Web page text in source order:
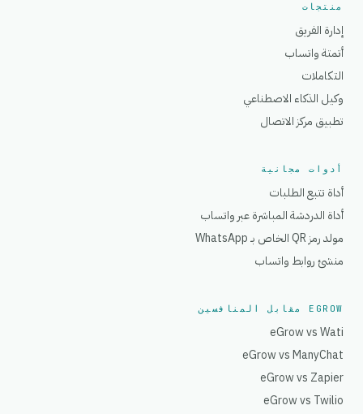
منتجات
إدارة الفريق
أتمتة واتساب
التكاملات
وكيل الذكاء الاصطناعي
تطبيق مركز الاتصال
أدوات مجانية
أداة تتبع الطلبات
أداة الدردشة المباشرة عبر واتساب
مولد رمز QR الخاص بـ WhatsApp
منشئ روابط واتساب
EGROW مقابل المنافسين
eGrow vs Wati
eGrow vs ManyChat
eGrow vs Zapier
eGrow vs Twilio